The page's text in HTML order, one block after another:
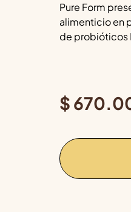
Pure Form
alimenticio en
de probióticos
$